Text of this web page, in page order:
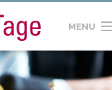
MENU